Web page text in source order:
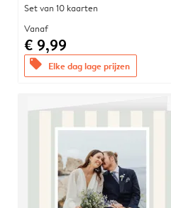
Set van 10 kaarten
Vanaf
€ 9,99
offers Elke dag lage prijzen